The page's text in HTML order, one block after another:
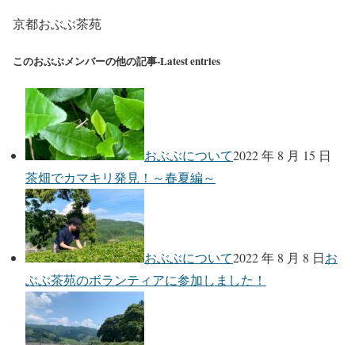
京都おぶぶ茶苑
このおぶぶメンバーの他の記事-Latest entries
おぶぶについて2022 年 8 月 15 日
茶畑でカマキリ発見！～春夏編～
おぶぶについて2022 年 8 月 8 日お
ぶぶ茶苑のボランティアに参加しました！